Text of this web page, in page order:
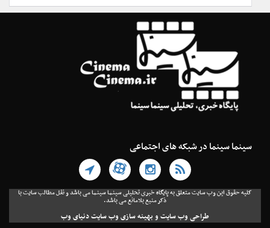
سینما سینما در شبکه های اجتماعی
کلیه حقوق این وب سایت متعلق به پایگاه خبری تحلیلی سینما سینما می باشد و نقل مطالب سایت با
ذکر منبع بلامانع می باشد.
طراحی وب سایت و بهینه سازی وب سایتدنیای وب